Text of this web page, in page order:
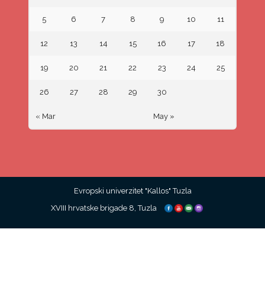
« Mar May »
5 6 7 8 9 10 11
12 13 14 15 16 17 18
19 20 21 22 23 24 25
26 27 28 29 30
Evropski univerzitet "Kallos" Tuzla
XVIII hrvatske brigade 8, Tuzla